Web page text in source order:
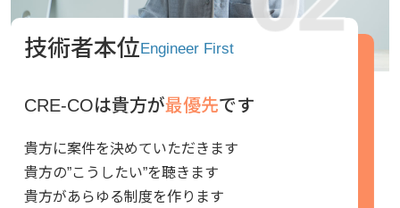
技術者本位Engineer First
CRE-COは貴方が最優先です
貴方に案件を決めていただきます
貴方の”こうしたい”を聴きます
貴方があらゆる制度を作ります